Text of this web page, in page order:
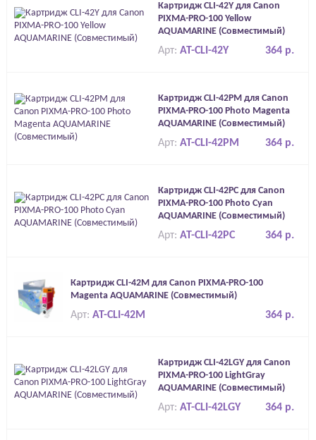
Картридж CLI-42Y для Canon
PIXMA-PRO-100 Yellow
AQUAMARINE (Совместимый)
364 р.
Арт:AT-CLI-42Y
Картридж CLI-42PM для Canon
PIXMA-PRO-100 Photo Magenta
AQUAMARINE (Совместимый)
364 р.
Арт: AT-CLI-42PM
Картридж CLI-42PC для Canon
PIXMA-PRO-100 Photo Cyan
AQUAMARINE (Совместимый)
364 р.
Арт: AT-CLI-42PC
Картридж CLI-42M для Canon PIXMA-PRO-100
Magenta AQUAMARINE (Совместимый)
364 р.
Арт: AT-CLI-42M
Картридж CLI-42LGY для Canon
PIXMA-PRO-100 LightGray
AQUAMARINE (Совместимый)
364 р.
Арт:AT-CLI-42LGY